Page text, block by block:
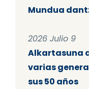
Mundua
2026 Julio 9
Alkartasuna
varias
sus 50 años